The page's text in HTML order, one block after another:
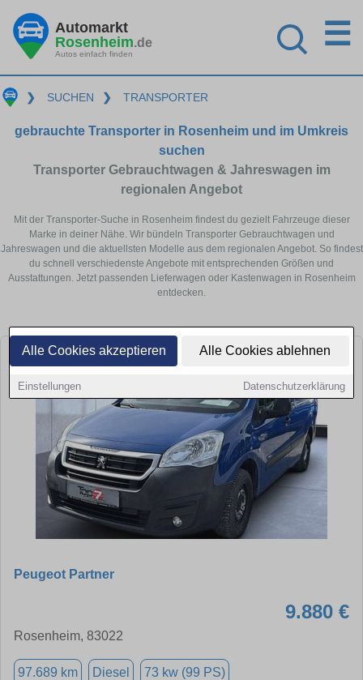
Alle Cookies akzeptieren Alle Cookies ablehnen
Einstellungen Datenschutzerklärung
Automarkt
Rosenheim.de
Autos einfach finden
☰
❯ SUCHEN ❯ TRANSPORTER
gebrauchte Transporter in Rosenheim und im Umkreis
suchen
Transporter Gebrauchtwagen & Jahreswagen im
regionalen Angebot
Mit der Transporter-Suche in Rosenheim findest du gezielt Fahrzeuge dieser
Marke in deiner Nähe. Wir bündeln Transporter Gebrauchtwagen und
Jahreswagen und die aktuellsten Modelle aus dem regionalen Angebot. So findest
du schnell verschiedenste Angebote mit entsprechenden Größen und
Ausstattungen. Jetzt passenden Lieferwagen oder Kastenwagen in Rosenheim
entdecken.
Peugeot Partner
9.880 €
Rosenheim, 83022
97.689 km Diesel 73 kw (99 PS)